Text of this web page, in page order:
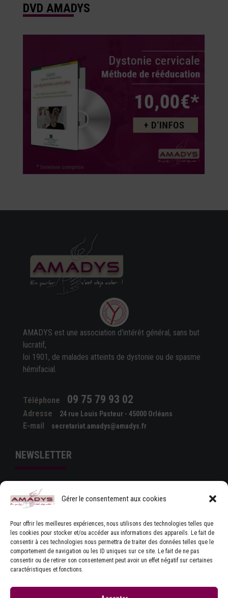
Gérer le consentement aux cookies
Pour offrir les meilleures expériences, nous utilisons des technologies telles que
les cookies pour stocker et/ou accéder aux informations des appareils. Le fait de
consentir à ces technologies nous permettra de traiter des données telles que le
comportement de navigation ou les ID uniques sur ce site. Le fait de ne pas
consentir ou de retirer son consentement peut avoir un effet négatif sur certaines
caractéristiques et fonctions.
DVD AMADYS
AMADYS est une association d'intérêt général, sans but
lucratif,
loi 1901, de malades atteints de dystonie ou de spasme
hémifacial.
Téléphone 09 75 79 93 02
Adresse 24 rue Louis Pasteur - 45000 Orléans
E-mail secretariat.amadys@amadys.fr
NEWSLETTER
J'ACCEPTE LES CONDITIONS GÉNÉRALES
D'UTILISATION